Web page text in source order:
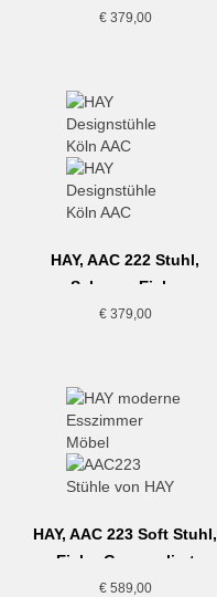
€379,00
HAY, AAC 222 Stuhl,
Schwarz-Eiche
€379,00
HAY, AAC 223 Soft Stuhl,
Eiche-Grau meliert
€589,00